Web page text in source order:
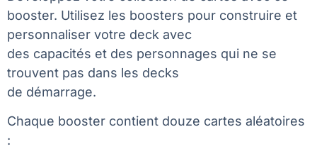
booster. Utilisez les boosters pour construire et
personnaliser votre deck avec
des capacités et des personnages qui ne se
trouvent pas dans les decks
de démarrage.
Chaque booster contient douze cartes aléatoires
: